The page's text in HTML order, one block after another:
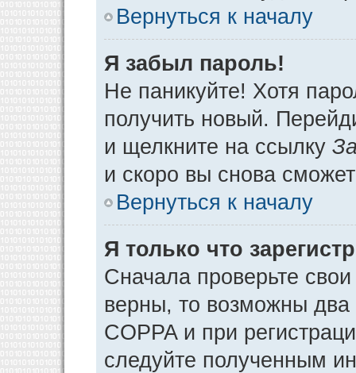
Вернуться к началу
Я забыл пароль!
Не паникуйте! Хотя
получить новый.
и щелкните на ссылку
и скоро вы снова
Вернуться к началу
Я только что
Сначала проверьте
верны, то возможны
COPPA и при
следуйте полученным